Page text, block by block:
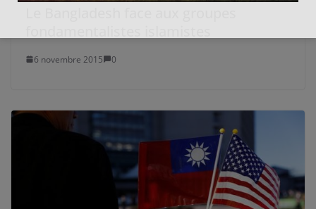
6 novembre 2015 0